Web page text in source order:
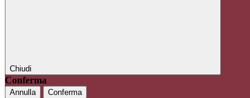
Chiudi
Conferma
Annulla Conferma